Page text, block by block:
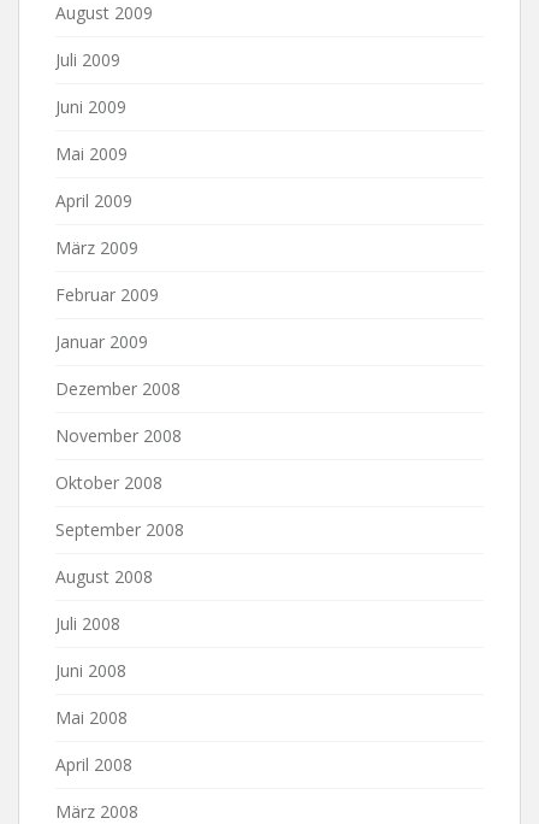
August 2009
Juli 2009
Juni 2009
Mai 2009
April 2009
März 2009
Februar 2009
Januar 2009
Dezember 2008
November 2008
Oktober 2008
September 2008
August 2008
Juli 2008
Juni 2008
Mai 2008
April 2008
März 2008